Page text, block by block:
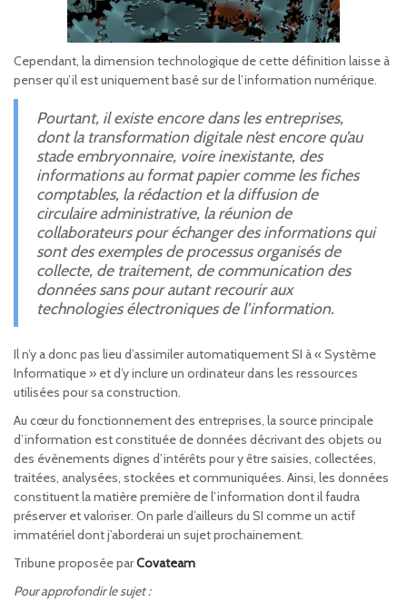
Cependant, la dimension technologique de cette définition laisse à
penser qu’il est uniquement basé sur de l’information numérique.
Pourtant, il existe encore dans les entreprises,
dont la transformation digitale n’est encore qu’au
stade embryonnaire, voire inexistante, des
informations au format papier comme les fiches
comptables, la rédaction et la diffusion de
circulaire administrative, la réunion de
collaborateurs pour échanger des informations qui
sont des exemples de processus organisés de
collecte, de traitement, de communication des
données sans pour autant recourir aux
technologies électroniques de l’information.
Il n’y a donc pas lieu d’assimiler automatiquement SI à « Système
Informatique » et d’y inclure un ordinateur dans les ressources
utilisées pour sa construction.
Au cœur du fonctionnement des entreprises, la source principale
d’information est constituée de données décrivant des objets ou
des évènements dignes d’intérêts pour y être saisies, collectées,
traitées, analysées, stockées et communiquées. Ainsi, les données
constituent la matière première de l’information dont il faudra
préserver et valoriser. On parle d’ailleurs du SI comme un actif
immatériel dont j’aborderai un sujet prochainement.
Tribune proposée parCovateam
Pour approfondir le sujet :